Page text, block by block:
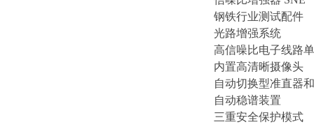
钢铁行业测试配件
光路增强系统
高信噪比电子线路
内置高清晰摄像头
自动切换型准直器
自动稳谱装置
三重安全保护模式